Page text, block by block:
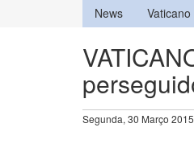
News Vaticano
Segunda, 30 Março 2015